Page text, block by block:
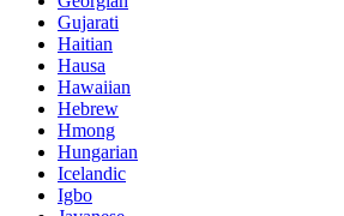
Gujarati
Haitian
Hausa
Hawaiian
Hebrew
Hmong
Hungarian
Icelandic
Igbo